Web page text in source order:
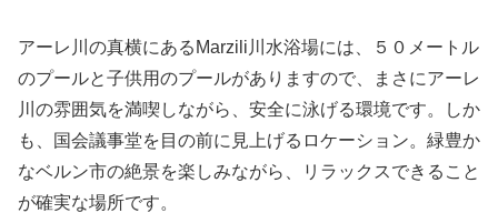
アーレ川の真横にあるMarzili川水浴場には、５０メートル
のプールと子供用のプールがありますので、まさにアーレ
川の雰囲気を満喫しながら、安全に泳げる環境です。しか
も、国会議事堂を目の前に見上げるロケーション。緑豊か
なベルン市の絶景を楽しみながら、リラックスできること
が確実な場所です。